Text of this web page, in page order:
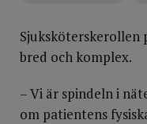
Sjuksköterskerollen
bred och komplex.
– Vi är spindeln i
om patientens